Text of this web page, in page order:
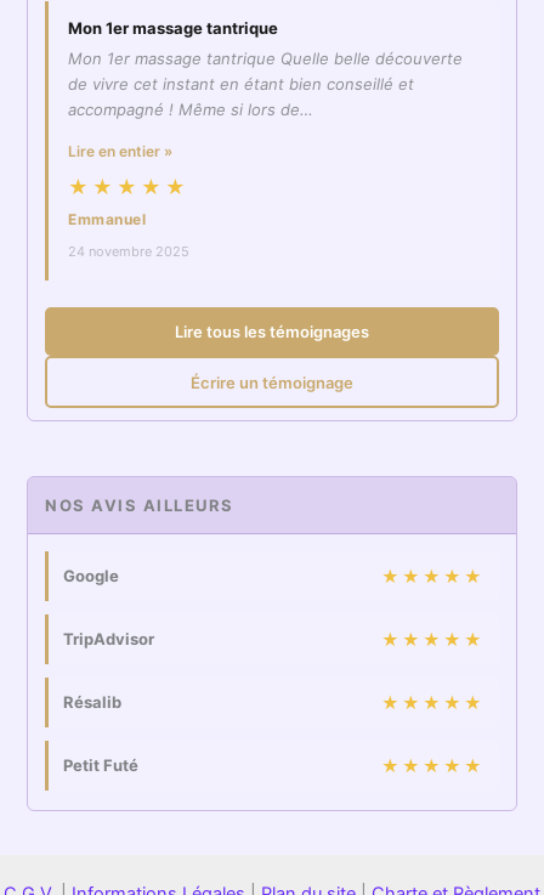
Mon 1er massage tantrique
Mon 1er massage tantrique Quelle belle découverte
de vivre cet instant en étant bien conseillé et
accompagné ! Même si lors de…
Lire en entier »
★★★★★
Emmanuel
24 novembre 2025
Lire tous les témoignages
Écrire un témoignage
NOS AVIS AILLEURS
Google ★★★★★
TripAdvisor ★★★★★
Résalib ★★★★★
Petit Futé ★★★★★